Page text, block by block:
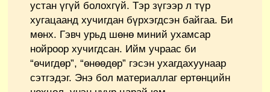
устан үгүй болохгүй. Тэр зүгээр л түр
хугацаанд хучигдан бүрхэгдсэн байгаа. Би
мөнх. Гэвч урьд шөнө миний ухамсар
нойроор хучигдсан. Ийм учраас би
“өчигдөр”, “өнөөдөр” гэсэн ухагдахуунаар
сэтгэдэг. Энэ бол материаллаг ертөнцийн